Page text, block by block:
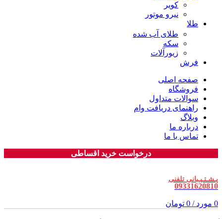
کویر
نیرو موتور
طلا
طلای آب شده
سکه
زیورآلات
فرش
صفحه اصلی
فروشگاه
سوالات متداول
راهنمای دریافت وام
وبلاگ
درباره ما
تماس با ما
درخواست خرید اقساطی
پـشـتـیـبانی تلفنی
09331620810
0 مورد /
0 تومان